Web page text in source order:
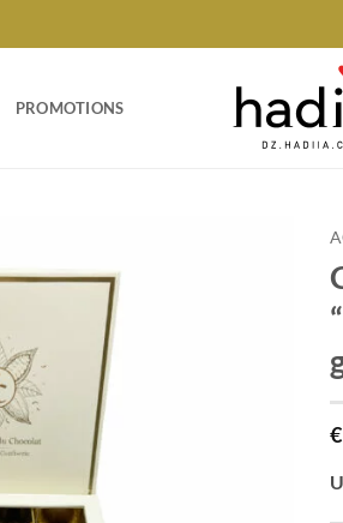
PROMOTIONS
€